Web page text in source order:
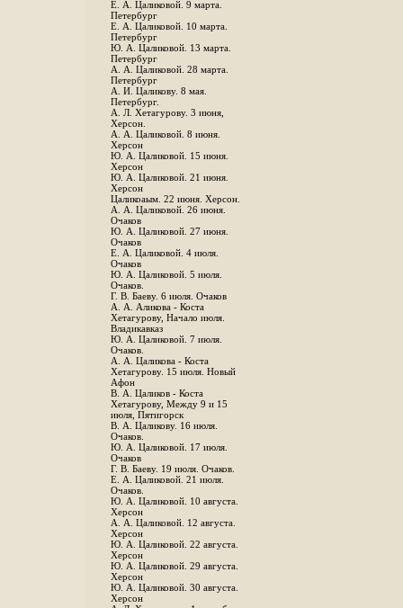
Е. А. Цаликовой. 9 марта.
Петербург
Е. А. Цаликовой. 10 марта.
Петербург
Ю. А. Цаликовой. 13 марта.
Петербург
А. А. Цаликовой. 28 марта.
Петербург
А. И. Цаликову. 8 мая.
Петербург.
А. Л. Хетагурову. 3 июня,
Херсон.
А. А. Цаликовой. 8 июня.
Херсон
Ю. А. Цаликовой. 15 июня.
Херсон
Ю. А. Цаликовой. 21 июня.
Херсон
Цаликоаым. 22 июня. Херсон.
А. А. Цаликовой. 26 июня.
Очаков
Ю. А. Цаликовой. 27 июня.
Очаков
Е. А. Цаликовой. 4 июля.
Очаков
Ю. А. Цаликовой. 5 июля.
Очаков.
Г. В. Баеву. 6 июля. Очаков
А. А. Аликова - Коста
Хетагурову, Начало июля.
Владикавказ
Ю. А. Цаликовой. 7 июля.
Очаков.
А. А. Цаликова - Коста
Хетагурову. 15 июля. Новый
Афон
В. А. Цаликов - Коста
Хетагурову, Между 9 и 15
июля, Пятигорск
В. А. Цаликову. 16 июля.
Очаков.
Ю. А. Цаликовой. 17 июля.
Очаков
Г. В. Баеву. 19 июля. Очаков.
Е. А. Цаликовой. 21 июля.
Очаков.
Ю. А. Цаликовой. 10 августа.
Херсон
А. А. Цаликовой. 12 августа.
Херсон
Ю. А. Цаликовой. 22 августа.
Херсон
Ю. А. Цаликовой. 29 августа.
Херсон
Ю. А. Цаликовой. 30 августа.
Херсон